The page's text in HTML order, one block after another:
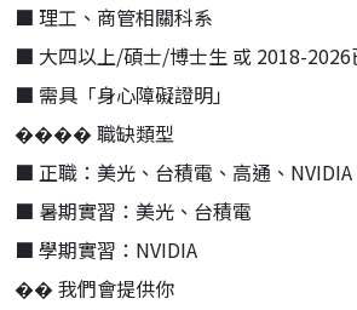
■ 理工、商管相關科系
■ 大四以上/碩士/博士生 或 2018-2026
■ 需具「身心障礙證明」
��‍�� 職缺類型
■ 正職：美光、台積電、高通、
■ 暑期實習：美光、台積電
■ 學期實習：NVIDIA
�� 我們會提供你